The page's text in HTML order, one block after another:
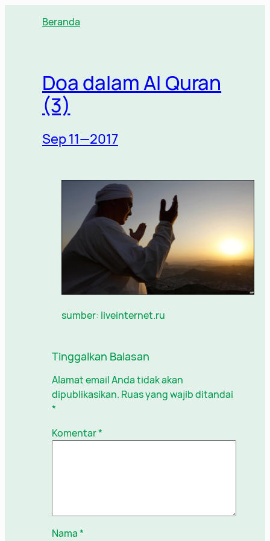
Beranda
Doa dalam Al Quran
(3)
Sep 11—2017
sumber: liveinternet.ru
Tinggalkan Balasan
Alamat email Anda tidak akan
dipublikasikan. Ruas yang wajib ditandai
*
Komentar*
Nama*